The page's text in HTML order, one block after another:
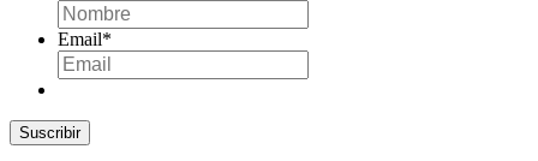
Email*
Suscribir